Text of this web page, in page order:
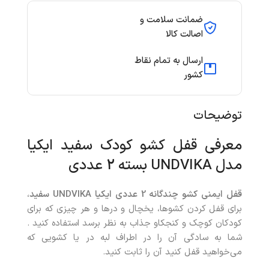
ضمانت سلامت و
اصالت کالا
ارسال به تمام نقاط
کشور
توضیحات
معرفی قفل کشو کودک سفید ایکیا
مدل UNDVIKA بسته 2 عددی
قفل ایمنی کشو چندگانه 2 عددی ایکیا UNDVIKA سفید
،
برای قفل کردن کشوها، یخچال‌ و درها و هر چیزی که برای
کودکان کوچک و کنجکاو جذاب به نظر برسد استفاده کنید .
شما به سادگی آن را در اطراف لبه در یا کشویی که
می‌خواهید قفل کنید آن را ثابت کنید.